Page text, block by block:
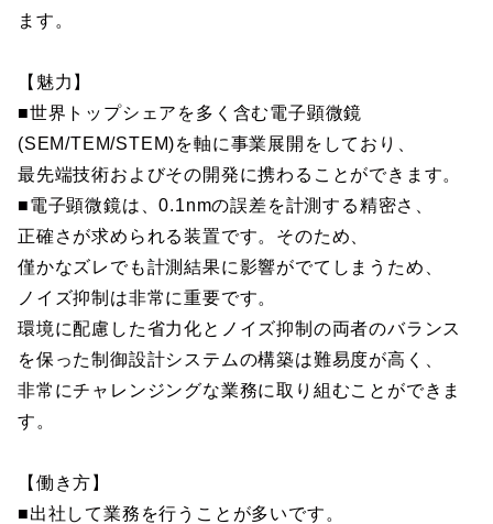
ます。
【魅力】
■世界トップシェアを多く含む電子顕微鏡
(SEM/TEM/STEM)を軸に事業展開をしており、
最先端技術およびその開発に携わることができます。
■電子顕微鏡は、0.1nmの誤差を計測する精密さ、
正確さが求められる装置です。そのため、
僅かなズレでも計測結果に影響がでてしまうため、
ノイズ抑制は非常に重要です。
環境に配慮した省力化とノイズ抑制の両者のバランス
を保った制御設計システムの構築は難易度が高く、
非常にチャレンジングな業務に取り組むことができま
す。
【働き方】
■出社して業務を行うことが多いです。